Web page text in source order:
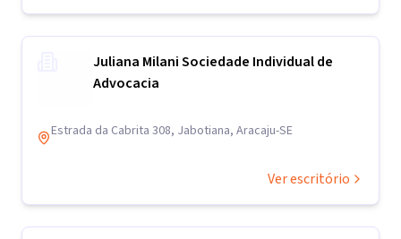
Juliana Milani Sociedade Individual de
Advocacia
Estrada da Cabrita 308, Jabotiana, Aracaju-SE
Ver escritório